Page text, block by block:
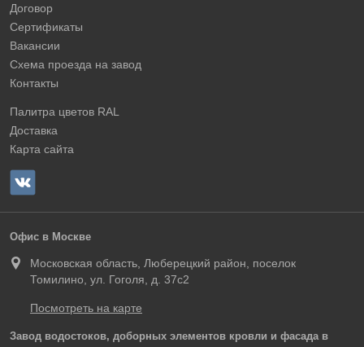
Договор
Сертификаты
Вакансии
Схема проезда на завод
Контакты
Палитра цветов RAL
Доставка
Карта сайта
Офис в Москве
Московская область, Люберецкий район, поселок
Томилино, ул. Гоголя, д. 37с2
Посмотреть на карте
Завод водостоков, доборных элементов кровли и фасада в